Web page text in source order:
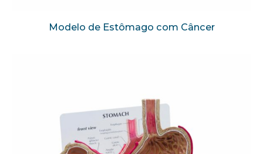
Modelo de Estômago com Câncer